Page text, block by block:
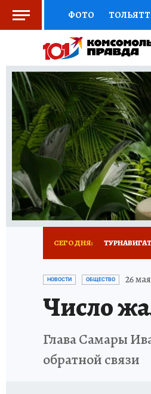
ФОТО
СОЦПОДДЕРЖКА
ВЫБОР
КНИЖНАЯ ПОЛКА
ПРЕСС-ЦЕНТР
КОЛЛЕКЦИИ КП
СЕГОДНЯ:
НАДЕЖНЫЕ
НОВЫЙ ГОД
КУЙБЫШЕВ
НОВОСТИ ОБЩЕСТВО 26
Число
Глава Самары
обратной связи